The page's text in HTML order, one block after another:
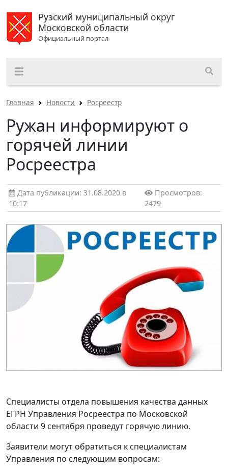
Рузский муниципальный округ
Московской области
Официальный портал
Главная Новости Росреестр
Ружан информируют о
горячей линии
Росреестра
Дата публикации: 31.08.2020 в
10:17
Просмотров:
2479
Специалисты отдела повышения качества данных
ЕГРН Управления Росреестра по Московской
области 9 сентября проведут горячую линию.
Заявители могут обратиться к специалистам
Управления по следующим вопросам: